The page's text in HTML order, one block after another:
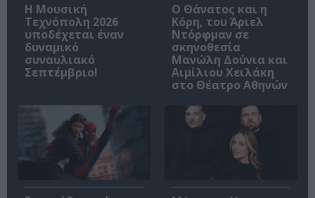
Η Μουσική
Τεχνόπολη 2026
υποδέχεται έναν
δυναμικό
συναυλιακό
Σεπτέμβριο!
Ο Θάνατος και η
Κόρη, του Άριελ
Ντόρφμαν σε
σκηνοθεσία
Μανώλη Δούνια και
Αιμίλιου Χειλάκη
στο Θέατρο Αθηνών